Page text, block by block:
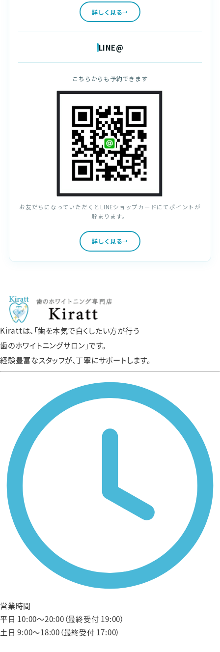
詳しく見る
LINE@
こちらからも予約できます
お友だちになっていただくとLINEショップカードにてポイントが
貯まります。
詳しく見る
Kirattは、「歯を本気で白くしたい方が行う
歯のホワイトニングサロン」です。
経験豊富なスタッフが、丁寧にサポートします。
営業時間
平日 10:00〜20:00（最終受付 19:00）
土日 9:00〜18:00（最終受付 17:00）